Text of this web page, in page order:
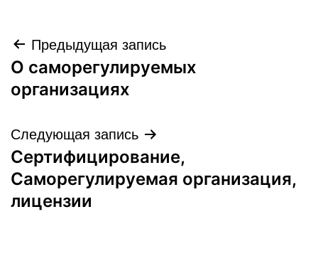
Навигация
по
Предыдущая запись
О саморегулируемых
организациях
Следующая запись
Сертифицирование,
Саморегулируемая организация,
лицензии